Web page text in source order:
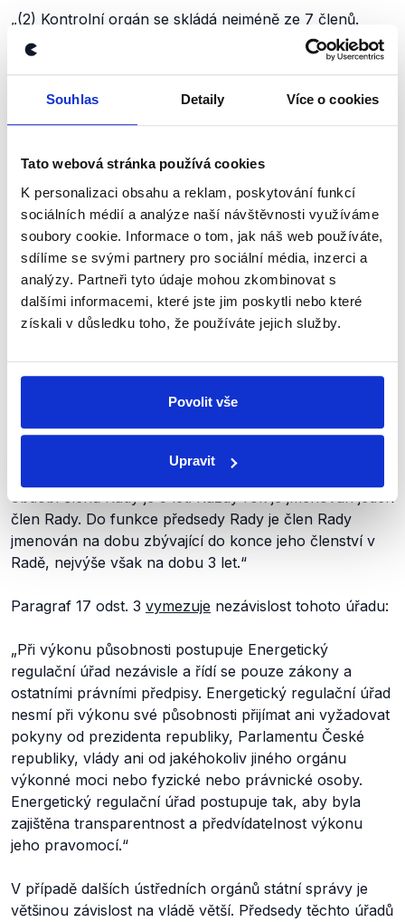
Souhlas Detaily Více o cookies
Tato webová stránka používá cookies
K personalizaci obsahu a reklam, poskytování funkcí
sociálních médií a analýze naší návštěvnosti využíváme
soubory cookie. Informace o tom, jak náš web používáte,
sdílíme se svými partnery pro sociální média, inzerci a
analýzy. Partneři tyto údaje mohou zkombinovat s
dalšími informacemi, které jste jim poskytli nebo které
získali v důsledku toho, že používáte jejich služby.
Povolit vše
Upravit
„(2) Kontrolní orgán se skládá nejméně ze 7 členů.
Poslanecká sněmovna stanoví počet členů tak, aby byl
zastoupen každý poslanecký klub ustavený podle
za něž poslanci kandidovali ve volbách; počet členů je
vždy lichý. Členem kontrolního orgánu může být pouze
Dalším nezávislým ústředním orgánem státní správy je
Energetický regulační úřad, jehož působnost
vymezuje zákon č. 458/2000 Sb., energetický zákon.
Paragraf 17b tohoto zákonauvádí:
„(1) V čele Energetického regulačního úřadu je Rada
která má pět členů. Jeden z členů Rady je předsedou
řídí její činnost jím pověřený člen Rady.“
„(2) Členy Rady a jejího předsedu jmenuje a odvolává
období členů Rady je 5 let. Každý rok je jmenován jeden
člen Rady. Do funkce předsedy Rady je člen Rady
jmenován na dobu zbývající do konce jeho členství v
Radě, nejvýše však na dobu 3 let.“
Paragraf 17 odst. 3 vymezuje nezávislost tohoto úřadu:
„Při výkonu působnosti postupuje Energetický
regulační úřad nezávisle a řídí se pouze zákony a
ostatními právními předpisy. Energetický regulační úřad
nesmí při výkonu své působnosti přijímat ani vyžadovat
pokyny od prezidenta republiky, Parlamentu České
republiky, vlády ani od jakéhokoliv jiného orgánu
výkonné moci nebo fyzické nebo právnické osoby.
Energetický regulační úřad postupuje tak, aby byla
zajištěna transparentnost a předvídatelnost výkonu
jeho pravomocí.“
V případě dalších ústředních orgánů státní správy je
většinou závislost na vládě větší. Předsedy těchto úřadů